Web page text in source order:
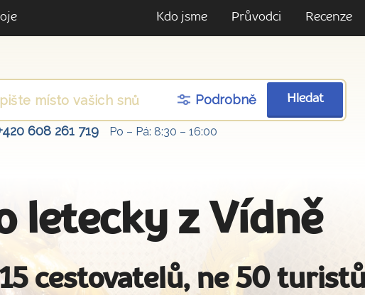
Kdo jsme Průvodci Recenze
Podrobně Hledat
608 261 719 Po – Pá: 8:30 – 16:00
letecky z Vídně
cestovatelů, ne 50